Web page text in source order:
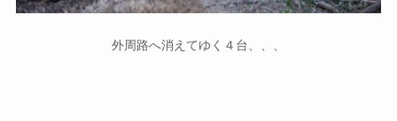
外周路へ消えてゆく４台、、、